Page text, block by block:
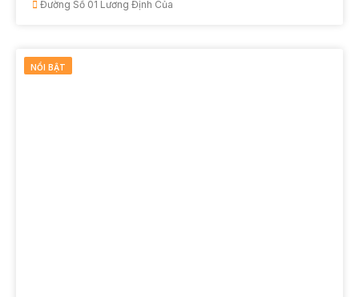
Đường Số 01 Lương Định Của
NỔI BẬT